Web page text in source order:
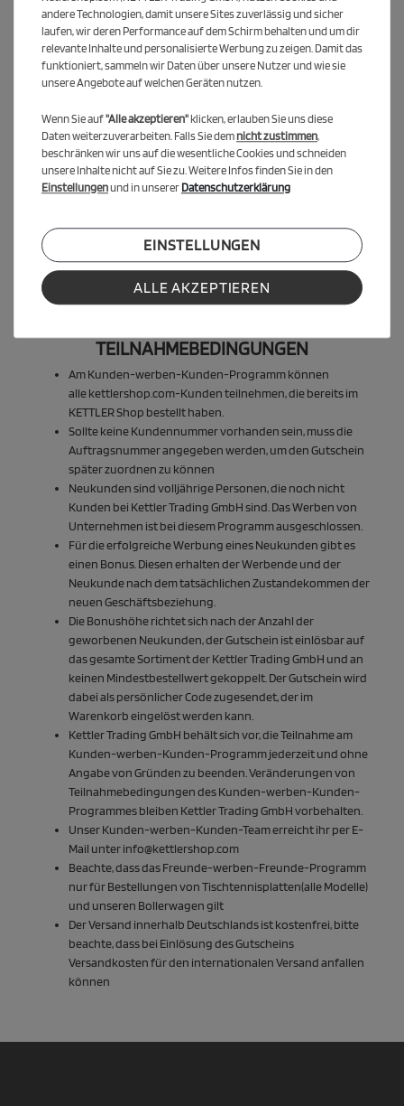
der perfekten Tischtennisplatte für spannende Duelle bist – mit
KETTLER machst Du immer eine gute Figur.
Teile jetzt die Freude an Bewegung und Spiel und sichere Dir
dabei tolle Belohnungen. Wir freuen uns auf Dich und Deine
WIEVIELE GUTSCHEINE MÖCHTEST DU ANFORDERN?*
GIB HIER DEINE E-MAIL-ADRESSE AN*
HIER KANNST DU DEINE KUNDENNUMMER ODER AUFTRAGSNUMMER EINGEBEN:*
Ceres::Template.mailFormHoneypotLabel
ANFRAGE SENDEN
TEILNAHMEBEDINGUNGEN
Am Kunden-werben-Kunden-Programm können
allekettlershop.com-Kunden teilnehmen, die bereits im
KETTLER Shop bestellt haben.
Sollte keine Kundennummer vorhanden sein, muss die
Auftragsnummer angegeben werden, um den Gutschein
später zuordnen zu können
Neukunden sind volljährige Personen, die noch nicht
Kunden bei Kettler Trading GmbH sind. Das Werben von
Unternehmen ist bei diesem Programm ausgeschlossen.
Für die erfolgreiche Werbung eines Neukunden gibt es
einen Bonus. Diesen erhalten der Werbende und der
Neukunde nach dem tatsächlichen Zustandekommen der
neuen Geschäftsbeziehung.
Die Bonushöhe richtet sich nach der Anzahl der
geworbenen Neukunden, der Gutschein ist einlösbar auf
das gesamte Sortiment der Kettler Trading GmbH und an
keinen Mindestbestellwert gekoppelt. Der Gutschein wird
dabei als persönlicher Code zugesendet, der im
Warenkorb eingelöst werden kann.
Kettler Trading GmbH behält sich vor, die Teilnahme am
Kunden-werben-Kunden-Programm jederzeit und ohne
Angabe von Gründen zu beenden. Veränderungen von
Teilnahmebedingungen des Kunden-werben-Kunden-
Programmes bleiben Kettler Trading GmbH vorbehalten.
Unser Kunden-werben-Kunden-Team erreicht ihr per E-
Mail unter info@kettlershop.com
Beachte, dass das Freunde-werben-Freunde-Programm
nur für Bestellungen von Tischtennisplatten(alle Modelle)
und unseren Bollerwagen gilt
Der Versand innerhalb Deutschlands ist kostenfrei, bitte
beachte, dass bei Einlösung des Gutscheins
Versandkosten für den internationalen Versand anfallen
können
andere Technologien, damit unsere Sites zuverlässig und sicher
laufen, wir deren Performance auf dem Schirm behalten und um dir
relevante Inhalte und personalisierte Werbung zu zeigen. Damit das
funktioniert, sammeln wir Daten über unsere Nutzer und wie sie
unsere Angebote auf welchen Geräten nutzen.
Wenn Sie auf"Alle akzeptieren"klicken, erlauben Sie uns diese
Daten weiterzuverarbeiten. Falls Sie demnicht zustimmen,
beschränken wir uns auf die wesentliche Cookies und schneiden
unsere Inhalte nicht auf Sie zu. Weitere Infos finden Sie in den
Einstellungenund in unsererDatenschutzerklärung
EINSTELLUNGEN
ALLE AKZEPTIEREN